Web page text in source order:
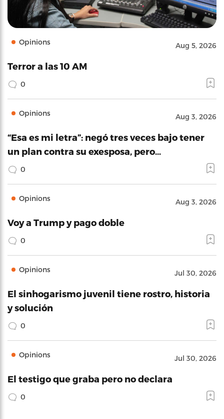
Opinions Aug 5, 2026
Terror a las 10 AM
0
Opinions Aug 3, 2026
“Esa es mi letra”: negó tres veces bajo tener
un plan contra su exesposa, pero…
0
Opinions Aug 3, 2026
Voy a Trump y pago doble
0
Opinions Jul 30, 2026
El sinhogarismo juvenil tiene rostro, historia
y solución
0
Opinions Jul 30, 2026
El testigo que graba pero no declara
0